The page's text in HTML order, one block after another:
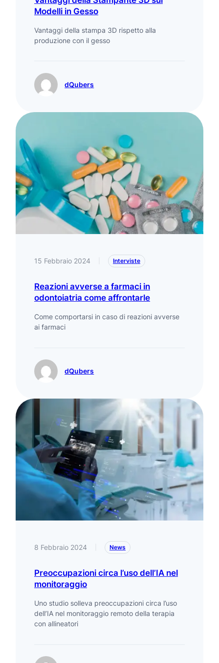
Modelli in Gesso
Vantaggi della stampa 3D rispetto alla
produzione con il gesso
dQubers
15 Febbraio 2024 Interviste
Reazioni avverse a farmaci in
odontoiatria come affrontarle
Come comportarsi in caso di reazioni avverse
ai farmaci
dQubers
8 Febbraio 2024 News
Preoccupazioni circa l’uso dell’IA nel
monitoraggio
Uno studio solleva preoccupazioni circa l’uso
dell’IA nel monitoraggio remoto della terapia
con allineatori